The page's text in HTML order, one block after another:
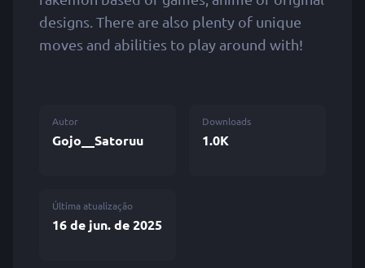
designs. There are also plenty of unique
moves and abilities to play around with!
Autor
Gojo__Satoruu
Downloads
1.0K
Última atualização
16 de jun. de 2025